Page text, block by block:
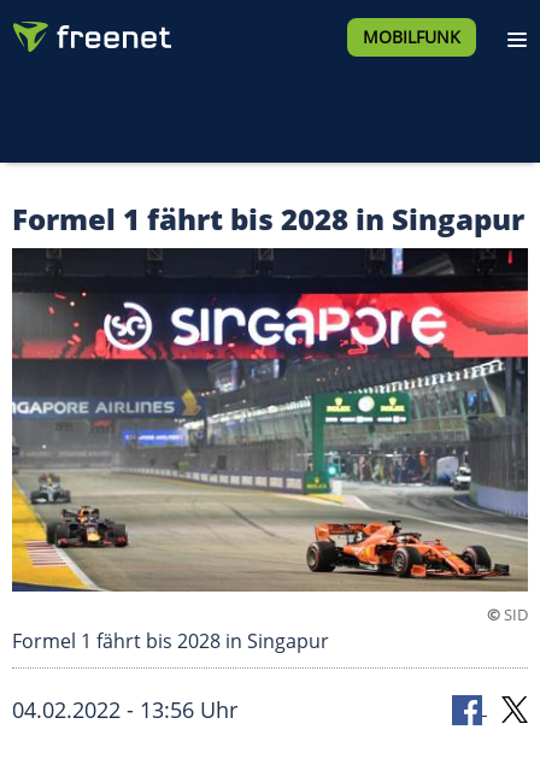
MOBILFUNK
Formel 1 fährt bis 2028 in Singapur
©SID
Formel 1 fährt bis 2028 in Singapur
04.02.2022 - 13:56 Uhr